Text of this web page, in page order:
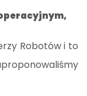
Robotów i to